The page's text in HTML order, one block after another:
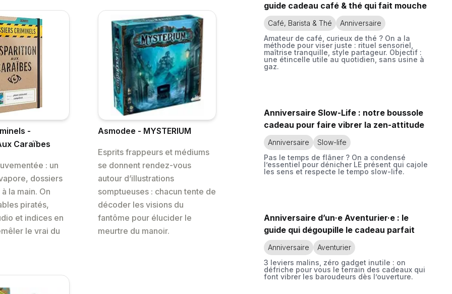
-
Caraïbes
: un
dossiers
la main. On
piratés,
et indices en
le vrai du
Asmodee - MYSTERIUM
Esprits frappeurs et médiums
se donnent rendez-vous
autour d’illustrations
somptueuses : chacun tente de
décoder les visions du
fantôme pour élucider le
meurtre du manoir.
guide cadeau café & thé qui fait mouche
Café, Barista & Thé
Anniversaire
Amateur de café, curieux de thé ? On a la
méthode pour viser juste : rituel sensoriel,
maîtrise tranquille, style partageur. Objectif :
une étincelle utile au quotidien, sans usine à
gaz.
Anniversaire Slow-Life : notre boussole
cadeau pour faire vibrer la zen-attitude
Anniversaire
Slow-life
Pas le temps de flâner ? On a condensé
l’essentiel pour dénicher LE présent qui cajole
les sens et respecte le tempo slow-life.
Anniversaire d’un·e Aventurier·e : le
guide qui dégoupille le cadeau parfait
Anniversaire
Aventurier
3 leviers malins, zéro gadget inutile : on
défriche pour vous le terrain des cadeaux qui
font vibrer les baroudeurs dès l’ouverture.